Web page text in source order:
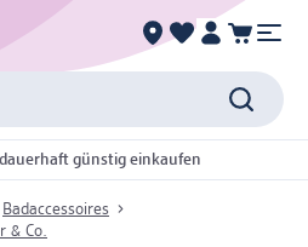
günstig einkaufen
Badaccessoires
& Co.